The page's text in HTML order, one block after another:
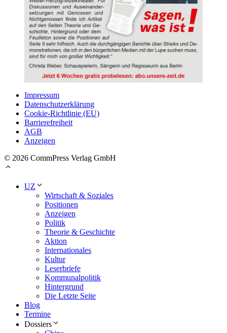
Impressum
Datenschutzerklärung
Cookie-Richtlinie (EU)
Barrierefreiheit
AGB
Anzeigen
© 2026 CommPress Verlag GmbH
UZ
Wirtschaft & Soziales
Positionen
Anzeigen
Politik
Theorie & Geschichte
Aktion
Internationales
Kultur
Leserbriefe
Kommunalpolitik
Hintergrund
Die Letzte Seite
Blog
Termine
Dossiers